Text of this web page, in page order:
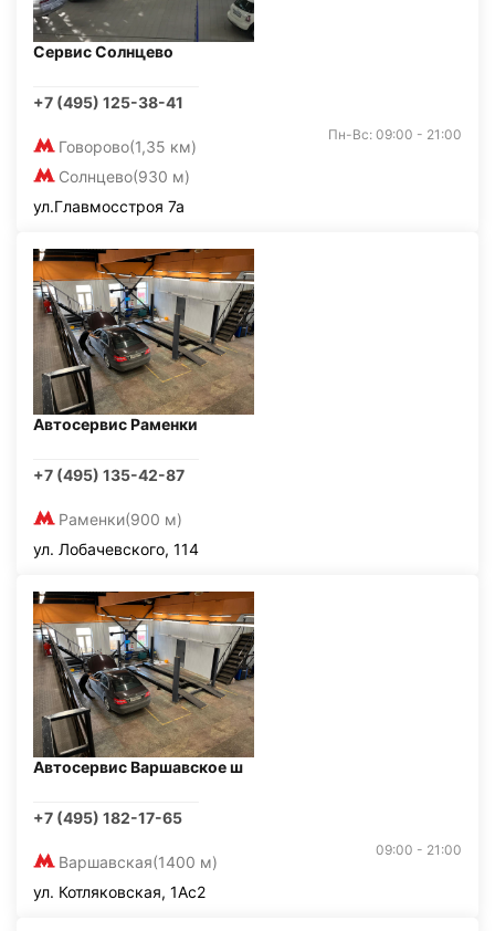
Сервис Солнцево
+7 (495) 125-38-41
Говорово(1,35 км)
Солнцево(930 м)
Пн-Вс: 09:00 - 21:00
ул.Главмосстроя 7а
Автосервис Раменки
+7 (495) 135-42-87
Раменки(900 м)
ул. Лобачевского, 114
Автосервис Варшавское ш
+7 (495) 182-17-65
Варшавская(1400 м)
09:00 - 21:00
ул. Котляковская, 1Ас2